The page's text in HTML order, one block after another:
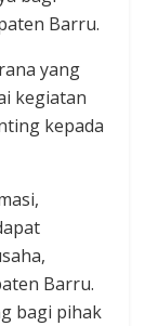
Barru.
yang
kegiatan
kepada
Barru.
bagi pihak